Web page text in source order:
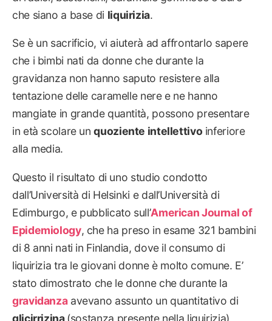
che siano a base di liquirizia.
Se è un sacrificio, vi aiuterà ad affrontarlo sapere
che i bimbi nati da donne che durante la
gravidanza non hanno saputo resistere alla
tentazione delle caramelle nere e ne hanno
mangiate in grande quantità, possono presentare
in età scolare unquoziente intellettivo inferiore
alla media.
Questo il risultato di uno studio condotto
dall’Università di Helsinki e dall’Università di
Edimburgo, e pubblicato sull’American Journal of
Epidemiology, che ha preso in esame 321 bambini
di 8 anni nati in Finlandia, dove il consumo di
liquirizia tra le giovani donne è molto comune. E’
stato dimostrato che le donne che durante la
gravidanzaavevano assunto un quantitativo di
glicirrizina(sostanza presente nella liquirizia)